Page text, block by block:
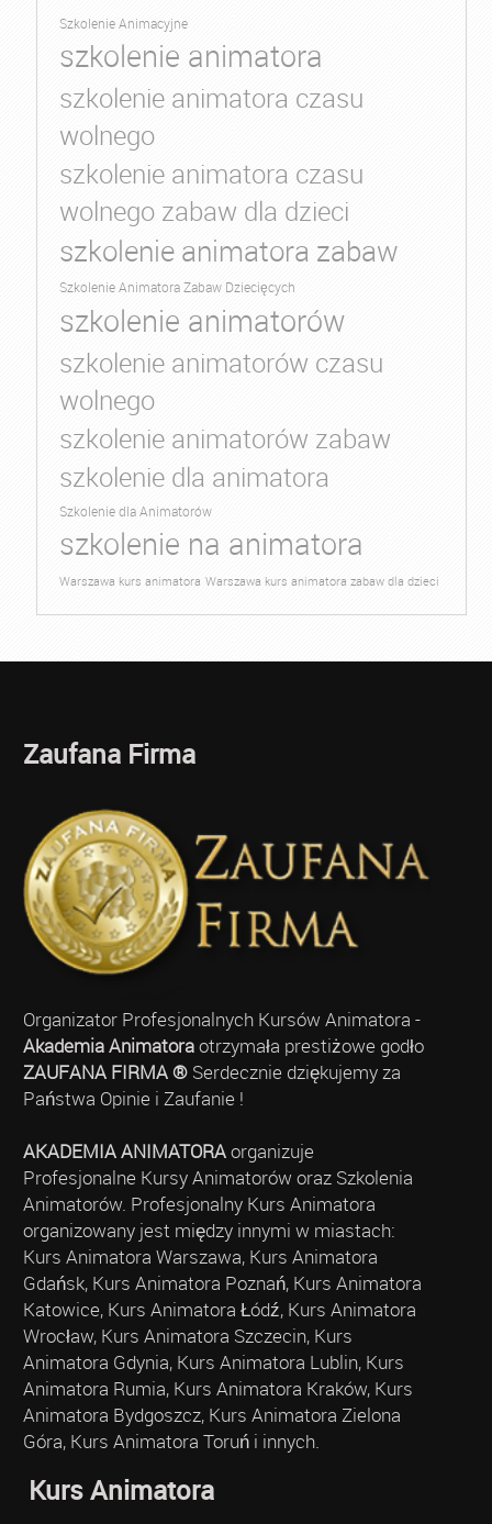
Szkolenie Animacyjne
szkolenie animatora
szkolenie animatora czasu
wolnego
szkolenie animatora czasu
wolnego zabaw dla dzieci
szkolenie animatora zabaw
Szkolenie Animatora Zabaw Dziecięcych
szkolenie animatorów
szkolenie animatorów czasu
wolnego
szkolenie animatorów zabaw
szkolenie dla animatora
Szkolenie dla Animatorów
szkolenie na animatora
Warszawa kurs animatora Warszawa kurs animatora zabaw dla dzieci
Zaufana Firma
Organizator Profesjonalnych Kursów Animatora -
Akademia Animatoraotrzymała prestiżowe godło
ZAUFANA FIRMA ®Serdecznie dziękujemy za
Państwa Opinie i Zaufanie !
AKADEMIA ANIMATORAorganizuje
Profesjonalne Kursy Animatorów oraz Szkolenia
Animatorów. Profesjonalny Kurs Animatora
organizowany jest między innymi w miastach:
Kurs Animatora Warszawa, Kurs Animatora
Gdańsk, Kurs Animatora Poznań, Kurs Animatora
Katowice, Kurs Animatora Łódź, Kurs Animatora
Wrocław, Kurs Animatora Szczecin, Kurs
Animatora Gdynia, Kurs Animatora Lublin, Kurs
Animatora Rumia, Kurs Animatora Kraków, Kurs
Animatora Bydgoszcz, Kurs Animatora Zielona
Góra, Kurs Animatora Toruń i innych.
Kurs Animatora